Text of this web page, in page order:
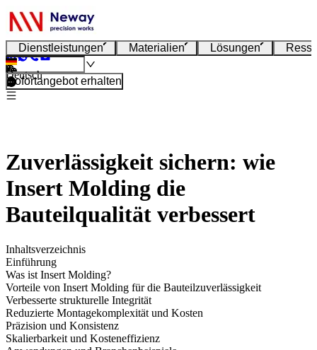
Dienstleistungen Materialien Lösungen
Deutsch
Sofortangebot erhalten
Zuverlässigkeit sichern: wie
Insert Molding die
Bauteilqualität verbessert
Inhaltsverzeichnis
Einführung
Was ist Insert Molding?
Vorteile von Insert Molding für die Bauteilzuverlässigkeit
Verbesserte strukturelle Integrität
Reduzierte Montagekomplexität und Kosten
Präzision und Konsistenz
Skalierbarkeit und Kosteneffizienz